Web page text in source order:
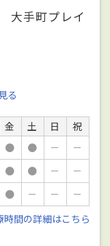
大手町プレイ
る
金 土 日
祝
● ● －
－
● ● －
－
● － －
－
時間の詳細はこちら